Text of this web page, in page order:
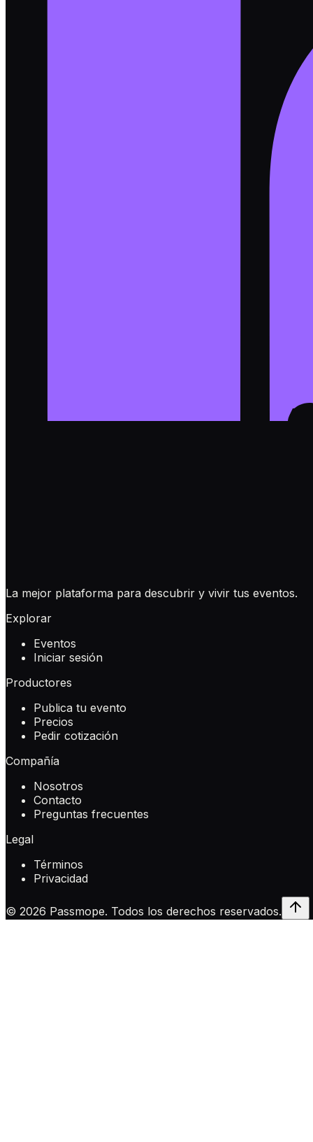
La mejor plataforma para descubrir y vivir tus eventos.
Explorar
Eventos
Iniciar sesión
Productores
Publica tu evento
Precios
Pedir cotización
Compañía
Nosotros
Contacto
Preguntas frecuentes
Legal
Términos
Privacidad
© 2026 Passmope. Todos los derechos reservados.